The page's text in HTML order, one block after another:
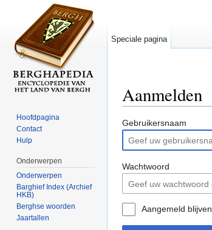
Aanmelden
Gebruikersnaam
Wachtwoord
Aangemeld blijven
Speciale pagina
Hoofdpagina
Contact
Hulp
Onderwerpen
Onderwerpen
Barghief Index (Archief
HKB)
Berghse woorden
Jaartallen